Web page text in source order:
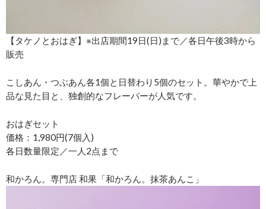
【タケノとおはぎ】※出店期間19日(日)まで／各日午後3時から
販売
こしあん・つぶあん各1個と日替わり5個のセット。華やかで上
品な見た目と、独創的なフレーバーが人気です。
おはぎセット
価格：1,980円(7個入)
各日数量限定／一人2点まで
和かろん。専門店 和果「和かろん。抹茶あんこ」